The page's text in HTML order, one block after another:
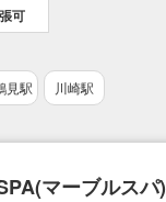
可
見駅 川崎駅
マーブルスパ)